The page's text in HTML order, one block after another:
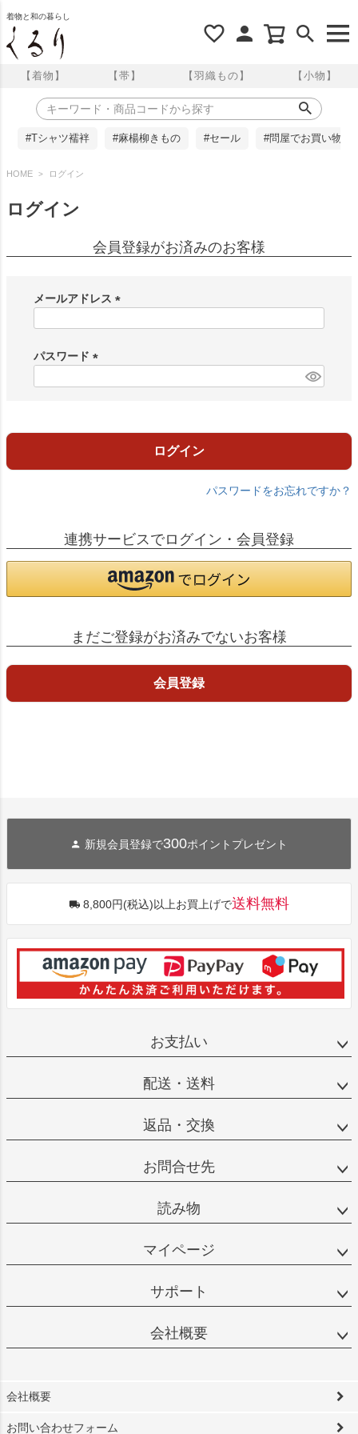
着物と和の暮らし
【着物】 【帯】 【羽織もの】 【小物】
#Tシャツ襦袢 #麻楊柳きもの #セール #問屋でお買い物
HOME ログイン
ログイン
会員登録がお済みのお客様
メールアドレス
)
パスワード
ログイン
パスワードをお忘れですか？
連携サービスでログイン・会員登録
まだご登録がお済みでないお客様
会員登録
新規会員登録で300ポイントプレゼント
8,800円(税込)以上お買上げで送料無料
お支払い
配送・送料
返品・交換
お問合せ先
読み物
マイページ
サポート
会社概要
会社概要
お問い合わせフォーム